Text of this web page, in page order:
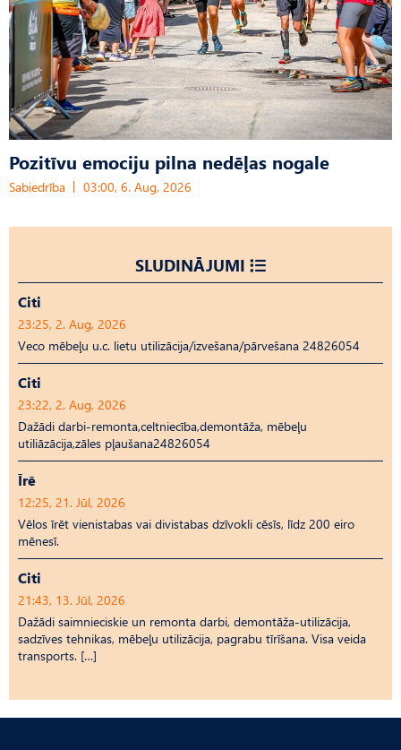
Pozitīvu emociju pilna nedēļas nogale
Sabiedrība 03:00, 6. Aug, 2026
SLUDINĀJUMI
Citi
23:25, 2. Aug, 2026
Veco mēbeļu u.c. lietu utilizācija/izvešana/pārvešana 24826054
Citi
23:22, 2. Aug, 2026
Dažādi darbi-remonta,celtniecība,demontāža, mēbeļu
utiliāzācija,zāles pļaušana24826054
Īrē
12:25, 21. Jūl, 2026
Vēlos īrēt vienistabas vai divistabas dzīvokli cēsīs, līdz 200 eiro
mēnesī.
Citi
21:43, 13. Jūl, 2026
Dažādi saimnieciskie un remonta darbi, demontāža-utilizācija,
sadzīves tehnikas, mēbeļu utilizācija, pagrabu tīrīšana. Visa veida
transports. […]